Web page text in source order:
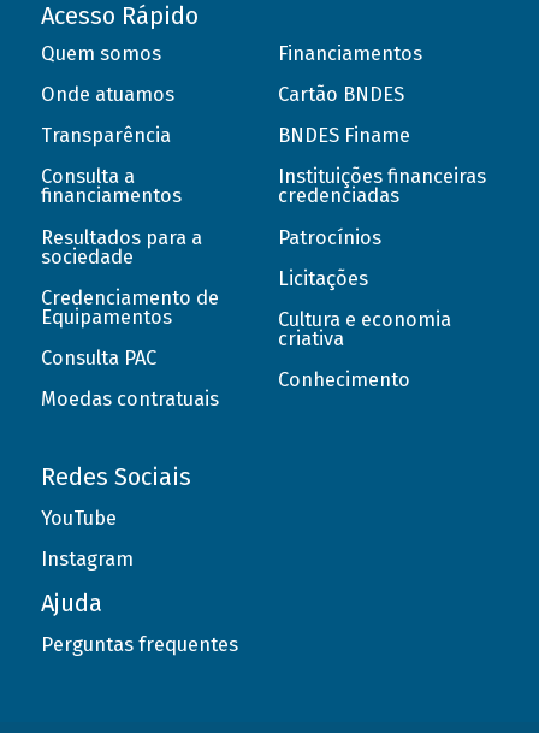
Acesso Rápido
Quem somos
Onde atuamos
Transparência
Consulta a
financiamentos
Resultados para a
sociedade
Credenciamento de
Equipamentos
Consulta PAC
Moedas contratuais
Financiamentos
Cartão BNDES
BNDES Finame
Instituições financeiras
credenciadas
Patrocínios
Licitações
Cultura e economia
criativa
Conhecimento
Redes Sociais
YouTube
Instagram
Ajuda
Perguntas frequentes